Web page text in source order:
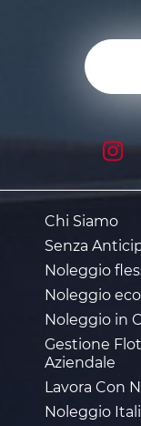
Chi Siamo
Senza
Noleggio
Noleggio
Noleggio in
Gestione
Aziendale
Lavora Con
Noleggio